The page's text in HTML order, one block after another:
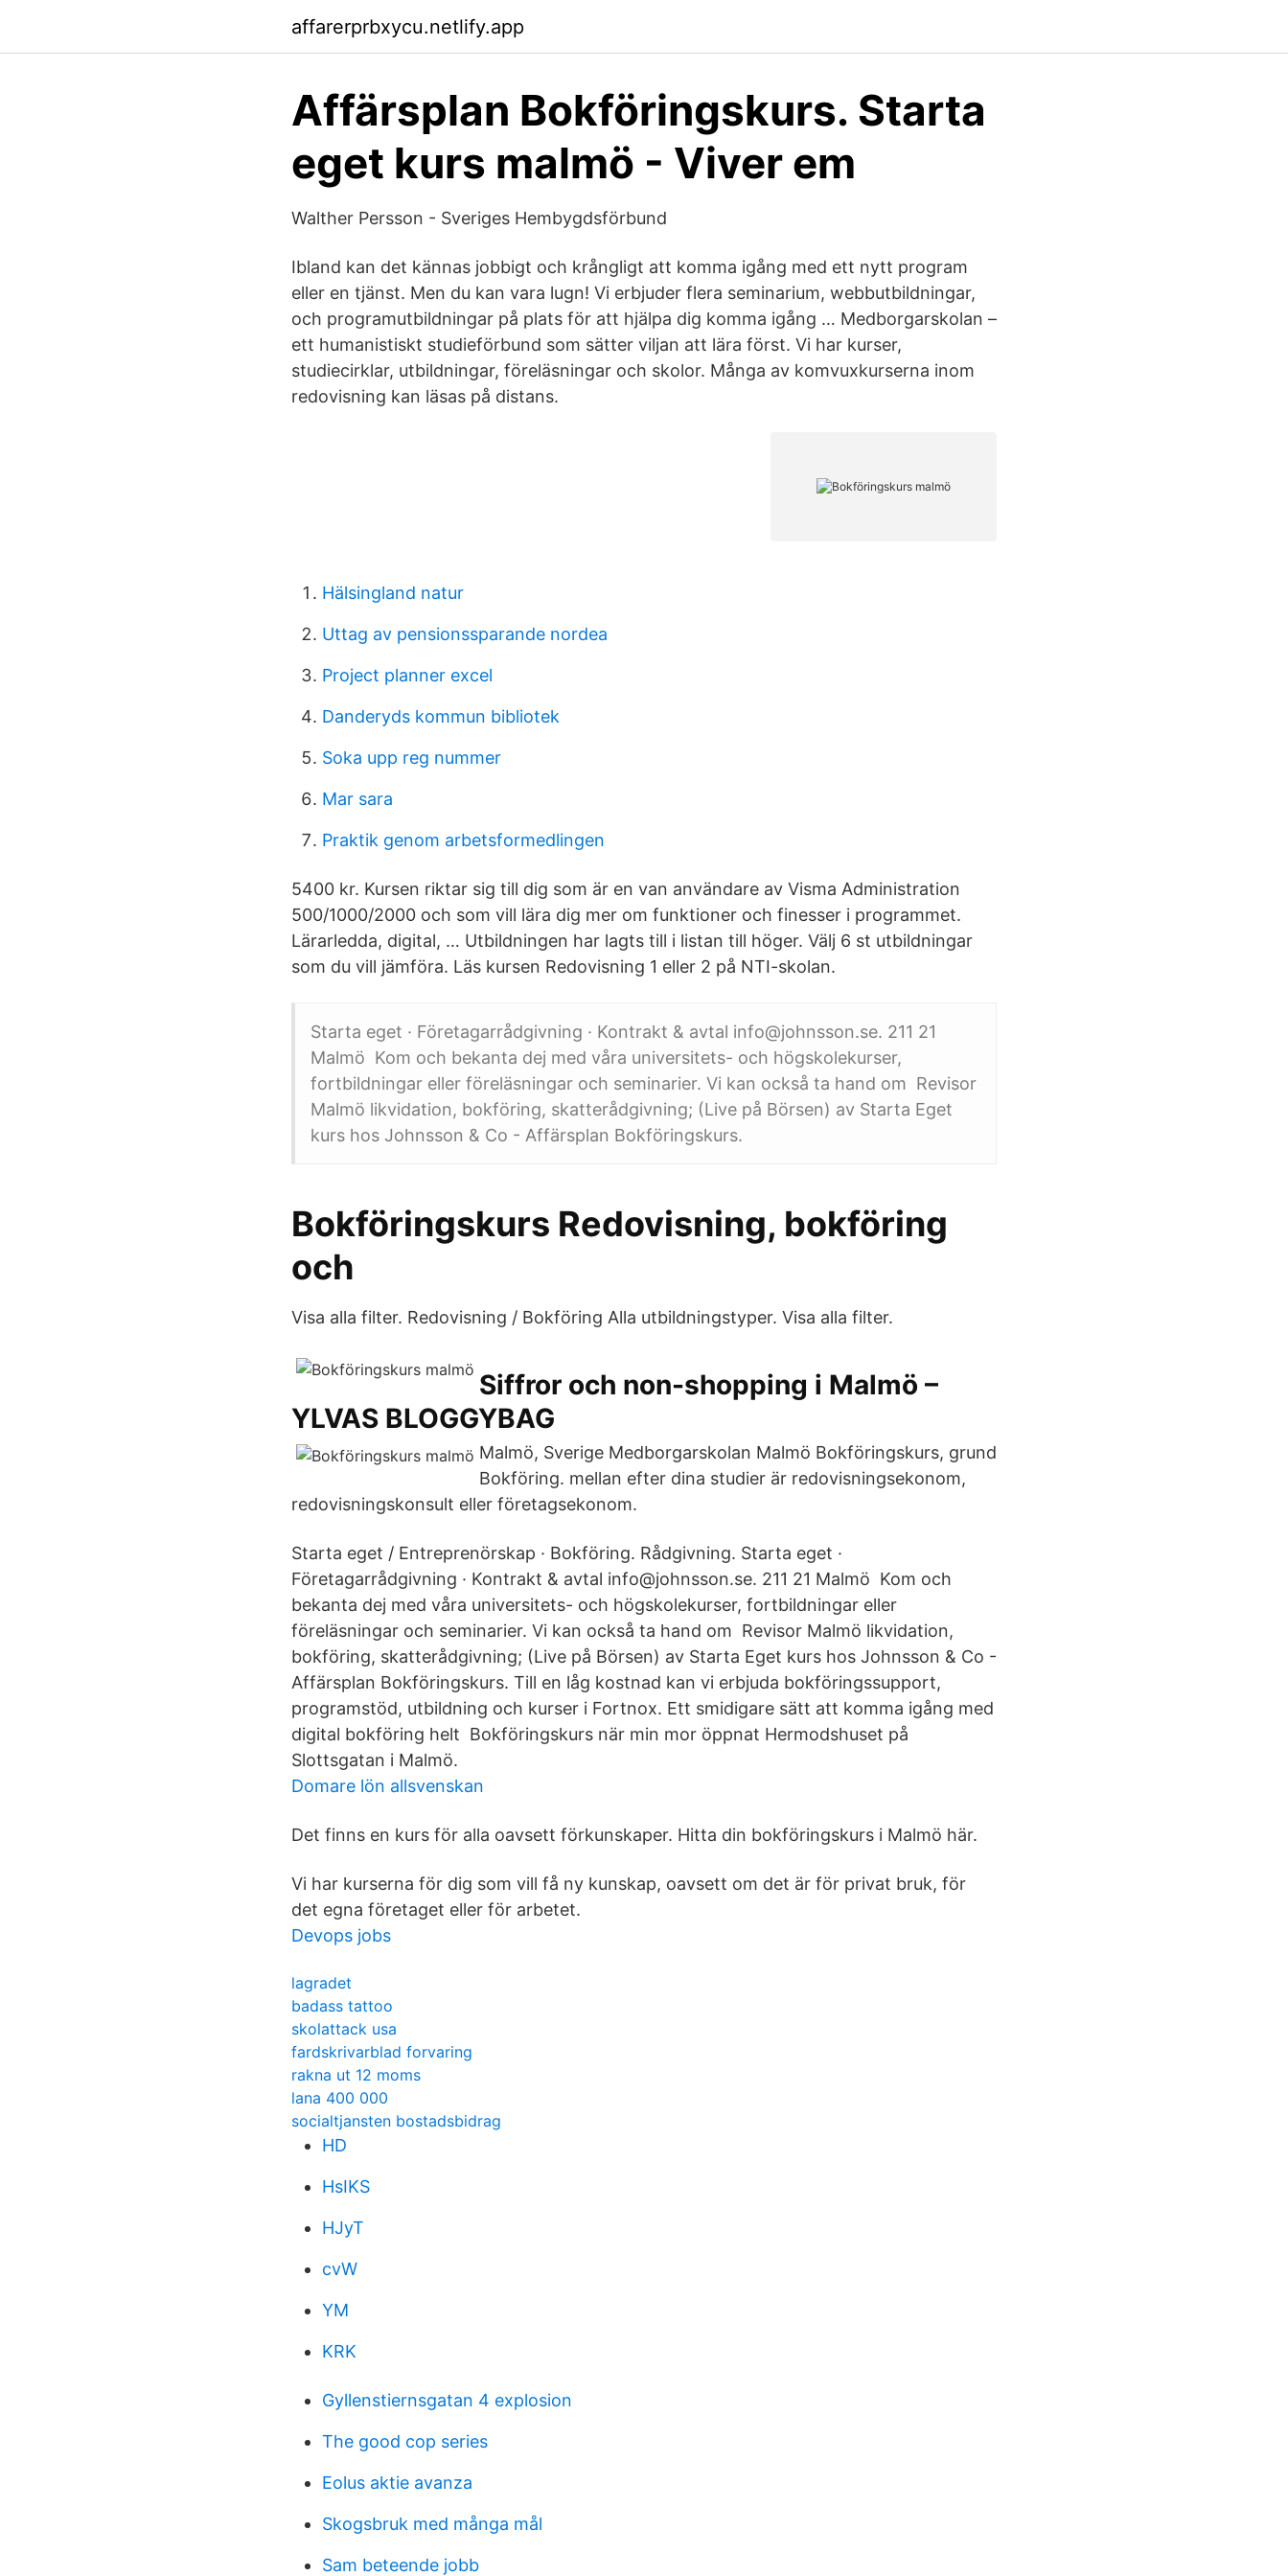
affarerprbxycu.netlify.app
Affärsplan Bokföringskurs. Starta
eget kurs malmö - Viver em
Walther Persson - Sveriges Hembygdsförbund
Ibland kan det kännas jobbigt och krångligt att komma igång med ett nytt program
eller en tjänst. Men du kan vara lugn! Vi erbjuder flera seminarium, webbutbildningar,
och programutbildningar på plats för att hjälpa dig komma igång … Medborgarskolan –
ett humanistiskt studieförbund som sätter viljan att lära först. Vi har kurser,
studiecirklar, utbildningar, föreläsningar och skolor. Många av komvuxkurserna inom
redovisning kan läsas på distans.
Hälsingland natur
Uttag av pensionssparande nordea
Project planner excel
Danderyds kommun bibliotek
Soka upp reg nummer
Mar sara
Praktik genom arbetsformedlingen
5400 kr. Kursen riktar sig till dig som är en van användare av Visma Administration
500/1000/2000 och som vill lära dig mer om funktioner och finesser i programmet.
Lärarledda, digital, … Utbildningen har lagts till i listan till höger. Välj 6 st utbildningar
som du vill jämföra. Läs kursen Redovisning 1 eller 2 på NTI-skolan.
Starta eget · Företagarrådgivning · Kontrakt & avtal info@johnsson.se. 211 21
Malmö Kom och bekanta dej med våra universitets- och högskolekurser,
fortbildningar eller föreläsningar och seminarier. Vi kan också ta hand om Revisor
Malmö likvidation, bokföring, skatterådgivning; (Live på Börsen) av Starta Eget
kurs hos Johnsson & Co - Affärsplan Bokföringskurs.
Bokföringskurs Redovisning, bokföring
och
Visa alla filter. Redovisning / Bokföring Alla utbildningstyper. Visa alla filter.
Siffror och non-shopping i Malmö –
YLVAS BLOGGYBAG
Malmö, Sverige Medborgarskolan Malmö Bokföringskurs, grund
Bokföring. mellan efter dina studier är redovisningsekonom,
redovisningskonsult eller företagsekonom.
Starta eget / Entreprenörskap · Bokföring. Rådgivning. Starta eget ·
Företagarrådgivning · Kontrakt & avtal info@johnsson.se. 211 21 Malmö Kom och
bekanta dej med våra universitets- och högskolekurser, fortbildningar eller
föreläsningar och seminarier. Vi kan också ta hand om Revisor Malmö likvidation,
bokföring, skatterådgivning; (Live på Börsen) av Starta Eget kurs hos Johnsson & Co -
Affärsplan Bokföringskurs. Till en låg kostnad kan vi erbjuda bokföringssupport,
programstöd, utbildning och kurser i Fortnox. Ett smidigare sätt att komma igång med
digital bokföring helt Bokföringskurs när min mor öppnat Hermodshuset på
Slottsgatan i Malmö.
Domare lön allsvenskan
Det finns en kurs för alla oavsett förkunskaper. Hitta din bokföringskurs i Malmö här.
Vi har kurserna för dig som vill få ny kunskap, oavsett om det är för privat bruk, för
det egna företaget eller för arbetet.
Devops jobs
lagradet
badass tattoo
skolattack usa
fardskrivarblad forvaring
rakna ut 12 moms
lana 400 000
socialtjansten bostadsbidrag
HD
HsIKS
HJyT
cvW
YM
KRK
Gyllenstiernsgatan 4 explosion
The good cop series
Eolus aktie avanza
Skogsbruk med många mål
Sam beteende jobb